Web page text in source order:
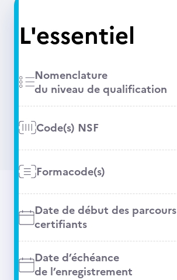
L'essentiel
Nomenclature
du niveau de qualification
Code(s) NSF
Formacode(s)
Date de début des parcours
certifiants
Date d’échéance
de l’enregistrement